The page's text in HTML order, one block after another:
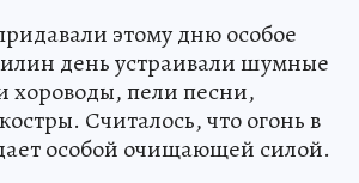
этому дню особое
день устраивали шумные
хороводы, пели песни,
Считалось, что огонь в
особой очищающей силой.